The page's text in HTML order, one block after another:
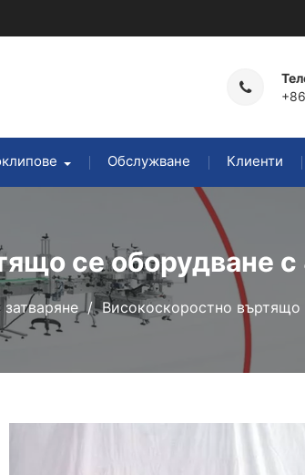
Обслужване Клиенти
се оборудване с
Високоскоростно въртящо